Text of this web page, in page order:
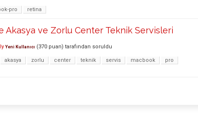
pro retina
Akasya ve Zorlu Center Teknik Servisleri
Yeni Kullanıcı (370 puan) tarafından soruldu
akasya zorlu center teknik servis macbook
pro